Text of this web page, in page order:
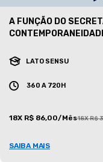
A FUNÇÃO DO
LATO SENSU
360 A 720H
18X R$ 86,00/Mês18X R$
SAIBA MAIS